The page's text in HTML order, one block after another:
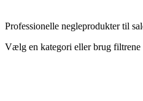
Professionelle negleprodukter til
Vælg en kategori eller brug filtrene